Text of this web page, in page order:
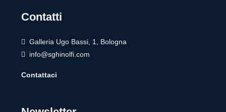
Contatti
Galleria Ugo Bassi, 1, Bologna
info@sghinolfi.com
Contattaci